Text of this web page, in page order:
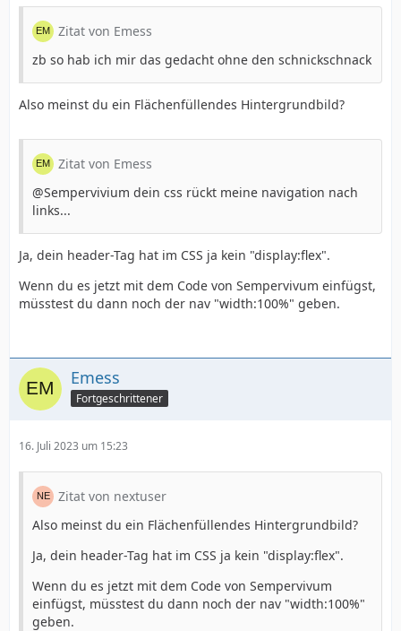
Zitat von Emess
zb so hab ich mir das gedacht ohne den schnickschnack
Also meinst du ein Flächenfüllendes Hintergrundbild?
Zitat von Emess
@Sempervivium dein css rückt meine navigation nach
links...
Ja, dein header-Tag hat im CSS ja kein "display:flex".
Wenn du es jetzt mit dem Code von Sempervivum einfügst,
müsstest du dann noch der nav "width:100%" geben.
Emess
Fortgeschrittener
16. Juli 2023 um 15:23
Zitat von nextuser
Also meinst du ein Flächenfüllendes Hintergrundbild?
Ja, dein header-Tag hat im CSS ja kein "display:flex".
Wenn du es jetzt mit dem Code von Sempervivum
einfügst, müsstest du dann noch der nav "width:100%"
geben.